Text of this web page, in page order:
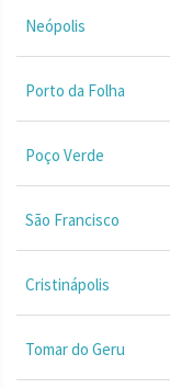
Neópolis
Porto da Folha
Poço Verde
São Francisco
Cristinápolis
Tomar do Geru